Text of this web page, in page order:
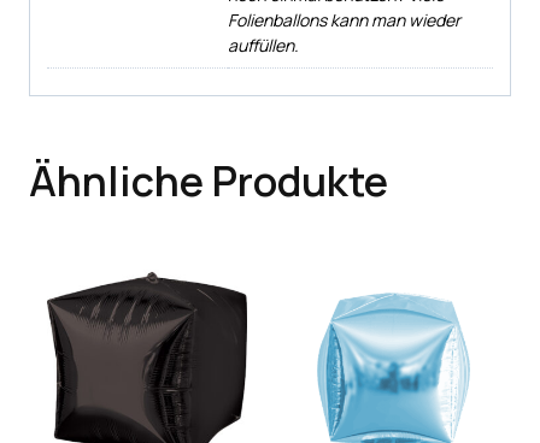
Folienballons kann man wieder
auffüllen.
Ähnliche Produkte